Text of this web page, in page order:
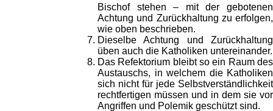
Bischof stehen – mit der gebotenen
Achtung und Zurückhaltung zu erfolgen,
wie oben beschrieben.
Dieselbe Achtung und Zurückhaltung
üben auch die Katholiken untereinander.
Das Refektorium bleibt so ein Raum des
Austauschs, in welchem die Katholiken
sich nicht für jede Selbstverständlichkeit
rechtfertigen müssen und in dem sie vor
Angriffen und Polemik geschützt sind.